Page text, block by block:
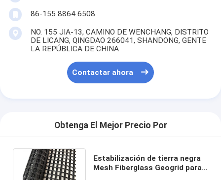
86-155 8864 6508
NO. 155 JIA-13, CAMINO DE WENCHANG, DISTRITO
DE LICANG, QINGDAO 266041, SHANDONG, GENTE
LA REPÚBLICA DE CHINA
Contactar ahora
Obtenga El Mejor Precio Por
Estabilización de tierra negra
Mesh Fiberglass Geogrid para